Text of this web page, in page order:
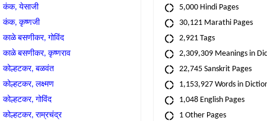
कंक, येसाजी
कंक, कृष्णजी
काळे बसणीकर, गोविंद
काळे बसणीकर, कृष्णराव
कोल्हटकर, बळवंत
कोल्हटकर, लक्ष्मण
कोल्हटकर, गोविंद
कोल्हटकर, राम्रचंद्र
5,000 Hindi Pages
30,121 Marathi Pages
2,921 Tags
2,309,309 Meanings in
22,745 Sanskrit Pages
1,153,927 Words in
1,048 English Pages
1 Other Pages